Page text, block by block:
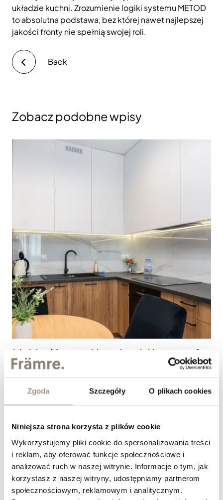
Zgoda Szczegóły O plikach cookies
Niniejsza strona korzysta z plików cookie
Wykorzystujemy pliki cookie do spersonalizowania treści
i reklam, aby oferować funkcje społecznościowe i
analizować ruch w naszej witrynie. Informacje o tym, jak
korzystasz z naszej witryny, udostępniamy partnerom
społecznościowym, reklamowym i analitycznym.
układzie kuchni. Zrozumienie logiki systemu METOD
to absolutna podstawa, bez której nawet najlepszej
jakości fronty nie spełnią swojej roli.
Back
Zobacz podobne wpisy
Jak dobrać fronty meblowe do stylu klasycznego?
&nbsp;